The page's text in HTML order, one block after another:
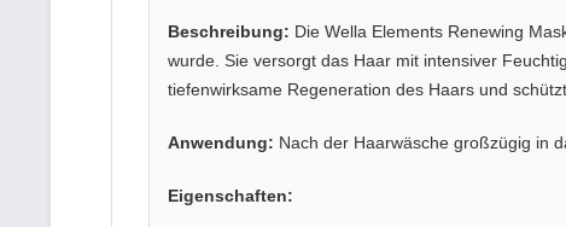
Beschreibung: Die Wella Elements Renewing
wurde. Sie versorgt das Haar mit intensiver
tiefenwirksame Regeneration des Haars und
Anwendung: Nach der Haarwäsche großzügig in
Eigenschaften: